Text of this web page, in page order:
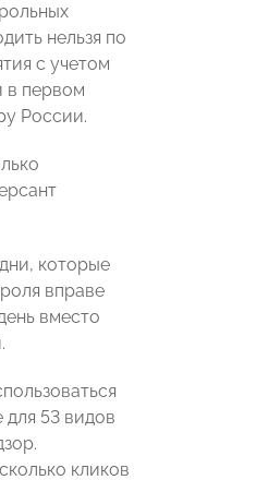
нельзя по
с учетом
в первом
России.
которые
вправе
вместо
53 видов
кликов